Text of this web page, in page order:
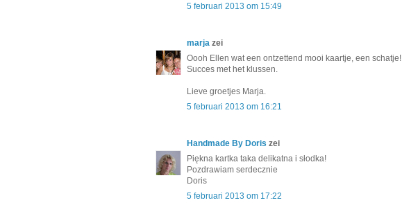
5 februari 2013 om 15:49
marja zei
Oooh Ellen wat een ontzettend mooi kaartje, een schatje!
Succes met het klussen.
Lieve groetjes Marja.
5 februari 2013 om 16:21
Handmade By Doris zei
Piękna kartka taka delikatna i słodka!
Pozdrawiam serdecznie
Doris
5 februari 2013 om 17:22